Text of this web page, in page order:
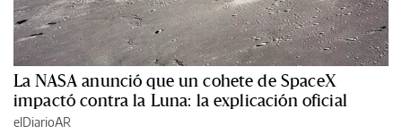
La NASA anunció que un cohete de SpaceX
impactó contra la Luna: la explicación oficial
elDiarioAR